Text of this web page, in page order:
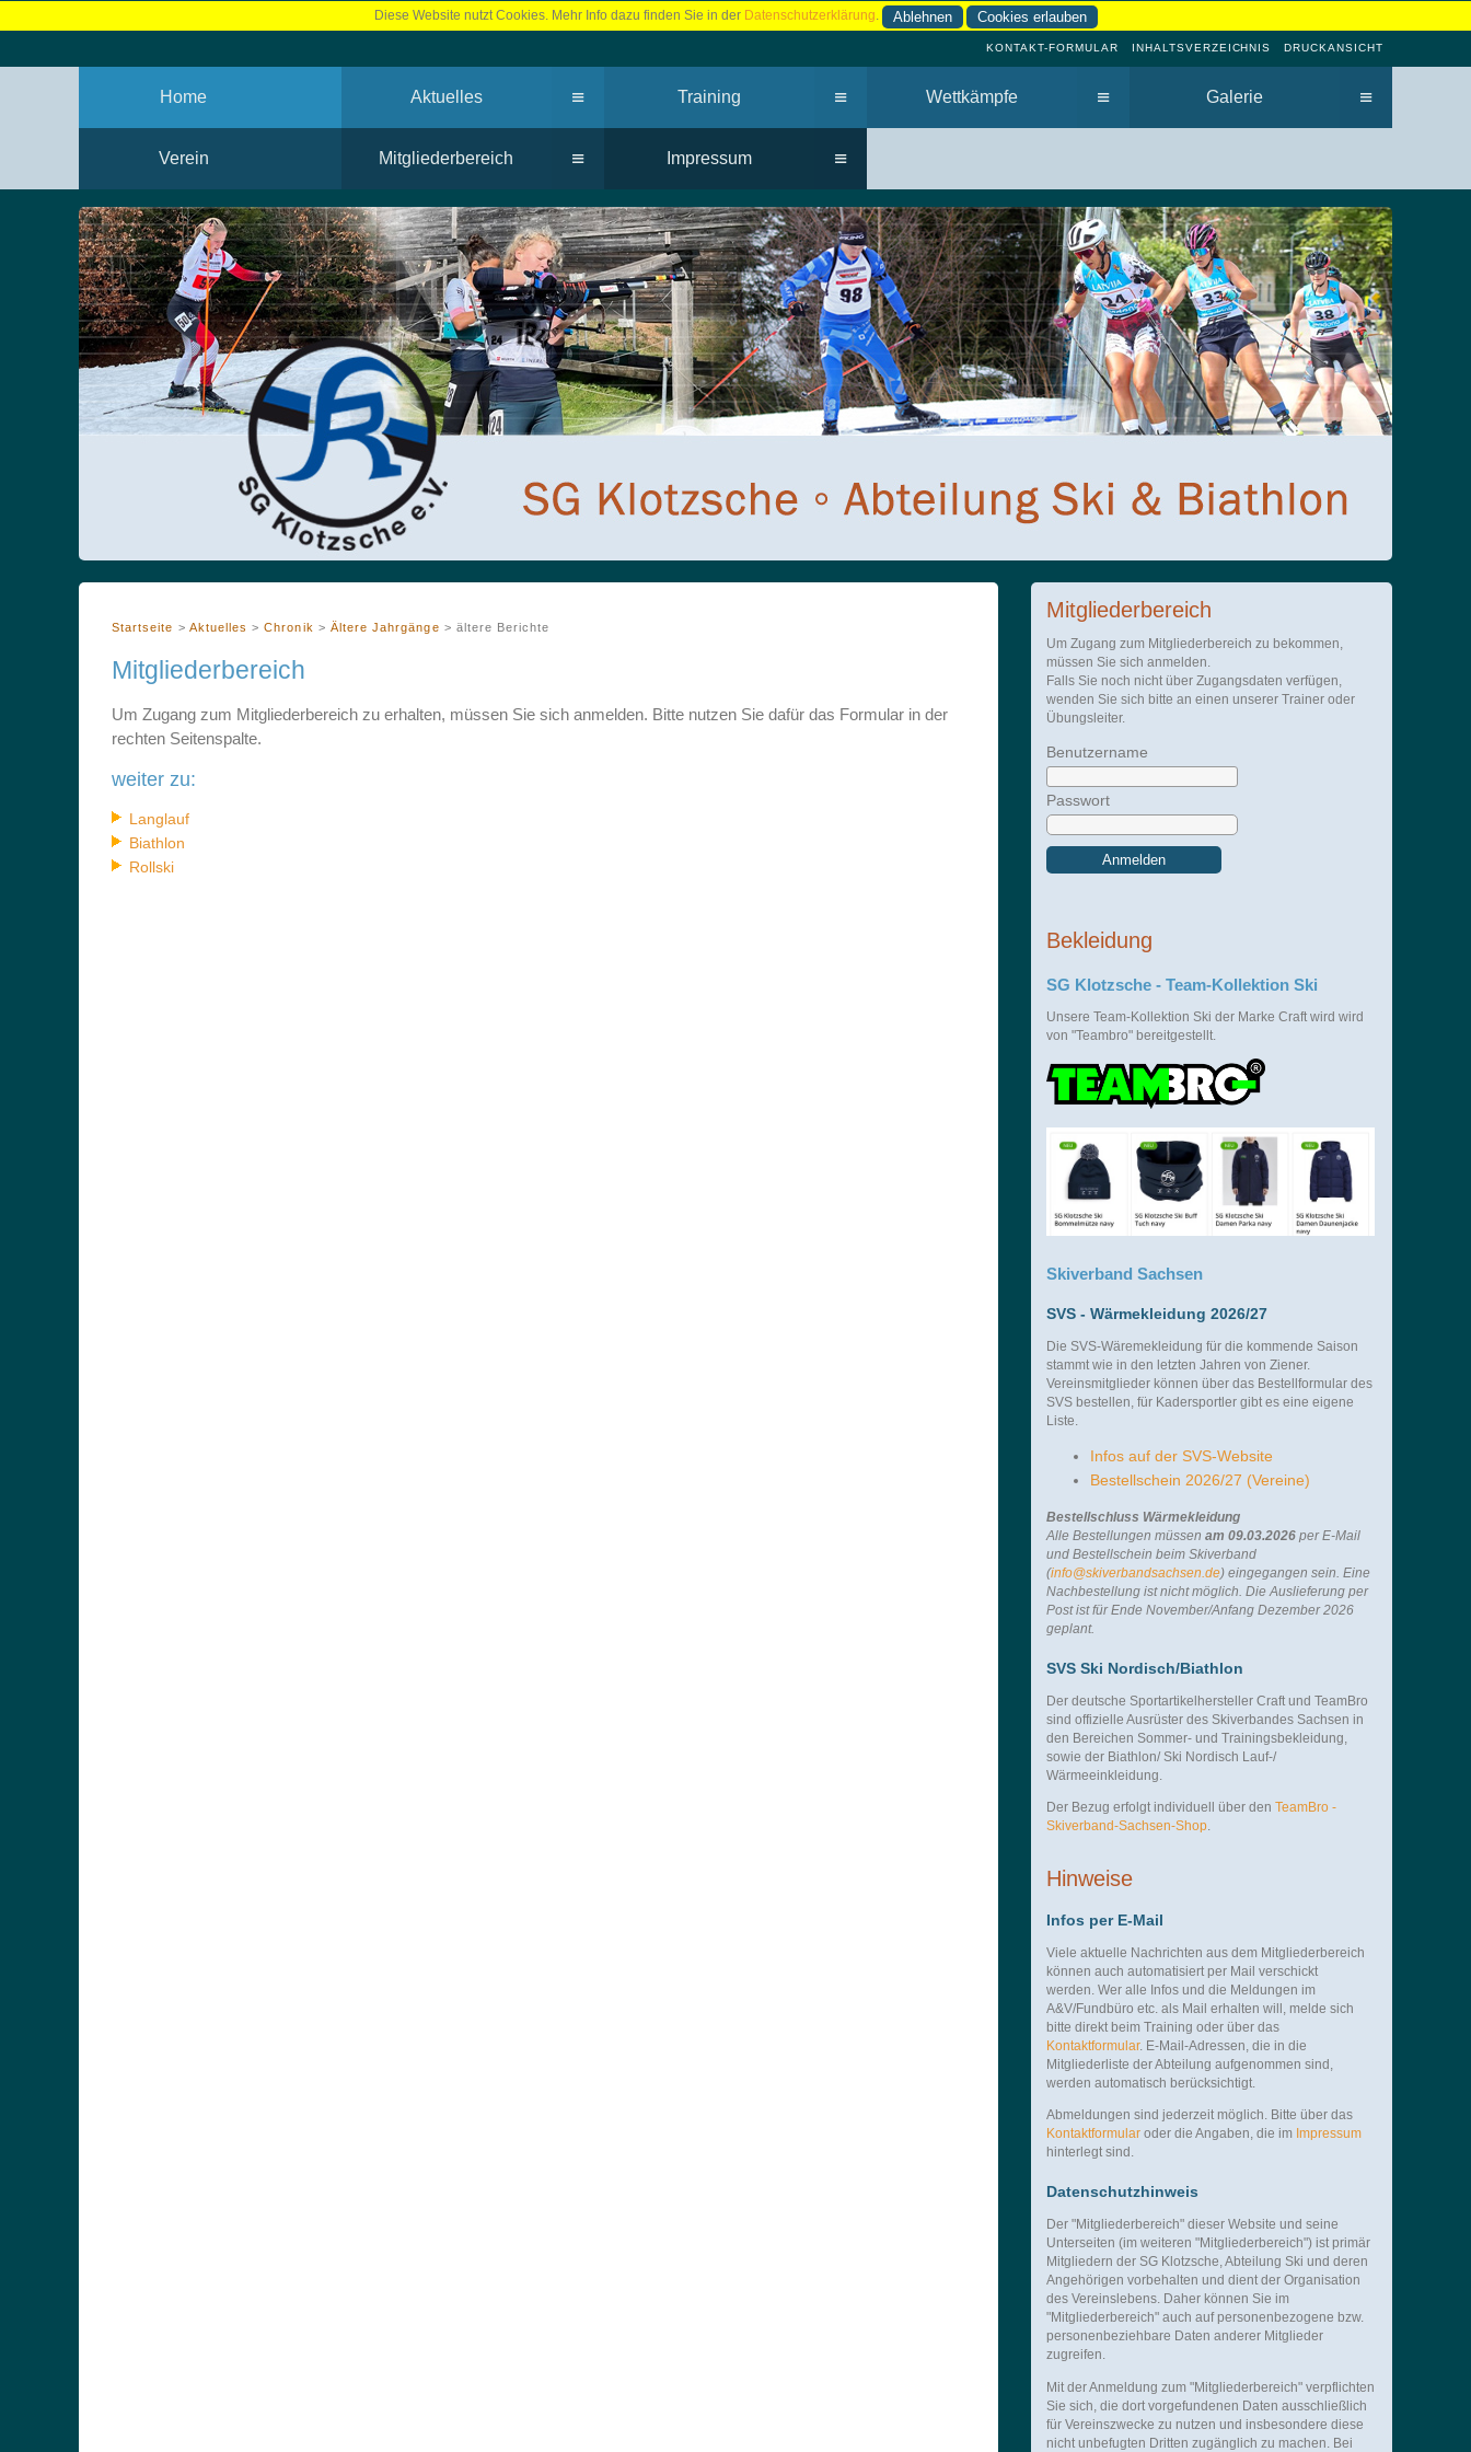
Diese Website nutzt Cookies. Mehr Info dazu finden Sie in der Datenschutzerklärung. Ablehnen Cookies erlauben
KONTAKT-FORMULAR INHALTSVERZEICHNIS DRUCKANSICHT
Home Aktuelles ≡ Training ≡ Wettkämpfe ≡ Galerie ≡
Verein Mitgliederbereich ≡ Impressum ≡
Startseite > Aktuelles >Chronik > Ältere Jahrgänge > ältere Berichte
Mitgliederbereich
Um Zugang zum Mitgliederbereich zu erhalten, müssen Sie sich anmelden. Bitte nutzen Sie dafür das Formular in der
rechten Seitenspalte.
weiter zu:
Langlauf
Biathlon
Rollski
Mitgliederbereich
Um Zugang zum Mitgliederbereich zu bekommen,
müssen Sie sich anmelden.
Falls Sie noch nicht über Zugangsdaten verfügen,
wenden Sie sich bitte an einen unserer Trainer oder
Übungsleiter.
Benutzername
Passwort
Anmelden
Bekleidung
SG Klotzsche - Team-Kollektion Ski
Unsere Team-Kollektion Ski der Marke Craft wird wird
von "Teambro" bereitgestellt.
Skiverband Sachsen
SVS - Wärmekleidung 2026/27
Die SVS-Wäremekleidung für die kommende Saison
stammt wie in den letzten Jahren von Ziener.
Vereinsmitglieder können über das Bestellformular des
SVS bestellen, für Kadersportler gibt es eine eigene
Liste.
Infos auf der SVS-Website
Bestellschein 2026/27 (Vereine)
Bestellschluss Wärmekleidung
Alle Bestellungen müssen am 09.03.2026per E-Mail
und Bestellschein beim Skiverband
(info@skiverbandsachsen.de) eingegangen sein. Eine
Nachbestellung ist nicht möglich. Die Auslieferung per
Post ist für Ende November/Anfang Dezember 2026
geplant.
SVS Ski Nordisch/Biathlon
Der deutsche Sportartikelhersteller Craft und TeamBro
sind offizielle Ausrüster des Skiverbandes Sachsen in
den Bereichen Sommer- und Trainingsbekleidung,
sowie der Biathlon/ Ski Nordisch Lauf-/
Wärmeeinkleidung.
Der Bezug erfolgt individuell über den TeamBro -
Skiverband-Sachsen-Shop.
Hinweise
Infos per E-Mail
Viele aktuelle Nachrichten aus dem Mitgliederbereich
können auch automatisiert per Mail verschickt
werden. Wer alle Infos und die Meldungen im
A&V/Fundbüro etc. als Mail erhalten will, melde sich
bitte direkt beim Training oder über das
Kontaktformular. E-Mail-Adressen, die in die
Mitgliederliste der Abteilung aufgenommen sind,
werden automatisch berücksichtigt.
Abmeldungen sind jederzeit möglich. Bitte über das
Kontaktformular oder die Angaben, die im Impressum
hinterlegt sind.
Datenschutzhinweis
Der "Mitgliederbereich" dieser Website und seine
Unterseiten (im weiteren "Mitgliederbereich") ist primär
Mitgliedern der SG Klotzsche, Abteilung Ski und deren
Angehörigen vorbehalten und dient der Organisation
des Vereinslebens. Daher können Sie im
"Mitgliederbereich" auch auf personenbezogene bzw.
personenbeziehbare Daten anderer Mitglieder
zugreifen.
Mit der Anmeldung zum "Mitgliederbereich" verpflichten
Sie sich, die dort vorgefundenen Daten ausschließlich
für Vereinszwecke zu nutzen und insbesondere diese
nicht unbefugten Dritten zugänglich zu machen. Bei